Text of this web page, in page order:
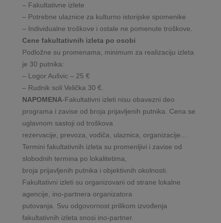
– Fakultativne izlete
– Potrebne ulaznice za kulturno istorijske spomenike
– Individualne troškove i ostale ne pomenute troškove.
Cene fakultativnih izleta po osobi
Podložne su promenama, minimum za realizaciju izleta
je 30 putnika:
– Logor Aušvic – 25 €
– Rudnik soli Velička 30 €.
NAPOMENA-Fakultativni izleti nisu obavezni deo
programa i zavise od broja prijavljenih putnika. Cena se
uglavnom sastoji od troškova
rezervacije, prevoza, vodiča, ulaznica, organizacije…
Termini fakultativnih izleta su promenljivi i zavise od
slobodnih termina po lokalitetima,
broja prijavljenih putnika i objektivnih okolnosti.
Fakultativni izleti su organizovani od strane lokalne
agencije, ino-partnera organizatora
putovanja. Svu odgovornost prilikom izvođenja
fakultativnih izleta snosi ino-partner.